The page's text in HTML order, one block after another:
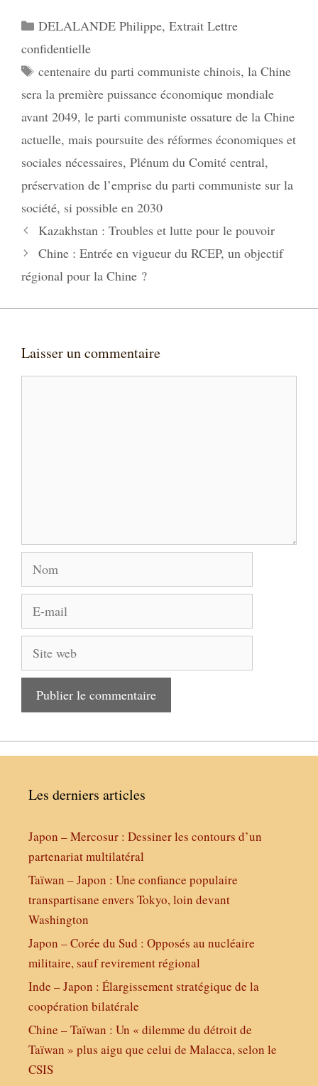
Catégories
DELALANDE Philippe, Extrait Lettre
confidentielle
Étiquettes
centenaire du parti communiste chinois, la Chine
sera la première puissance économique mondiale
avant 2049, le parti communiste ossature de la Chine
actuelle, mais poursuite des réformes économiques et
sociales nécessaires, Plénum du Comité central,
préservation de l’emprise du parti communiste sur la
société, si possible en 2030
Kazakhstan : Troubles et lutte pour le pouvoir
Chine : Entrée en vigueur du RCEP, un objectif
régional pour la Chine ?
Laisser un commentaire
Nom
mail
Site
web
Les derniers articles
Japon – Mercosur : Dessiner les contours d’un
partenariat multilatéral
Taïwan – Japon : Une confiance populaire
transpartisane envers Tokyo, loin devant
Washington
Japon – Corée du Sud : Opposés au nucléaire
militaire, sauf revirement régional
Inde – Japon : Élargissement stratégique de la
coopération bilatérale
Chine – Taïwan : Un « dilemme du détroit de
Taïwan » plus aigu que celui de Malacca, selon le
CSIS